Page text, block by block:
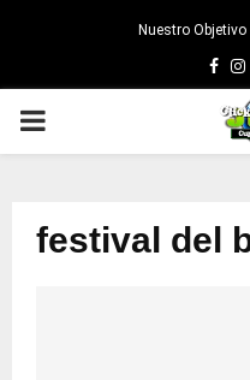
Nuestro Objetivo
PRIMARY
festival del